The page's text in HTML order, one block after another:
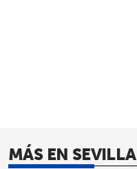
MÁS EN SEVILLA